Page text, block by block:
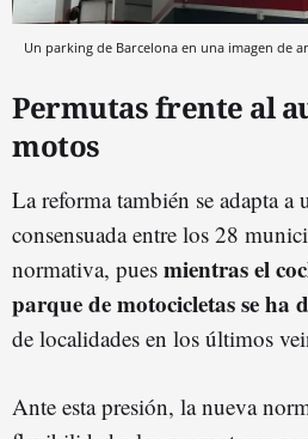
Un parking de Barcelona en una imagen de
Permutas frente al
motos
La reforma también se adapta a
consensuada entre los 28
normativa, pues mientras el
parque de motocicletas se ha
de localidades en los últimos
Ante esta presión, la nueva